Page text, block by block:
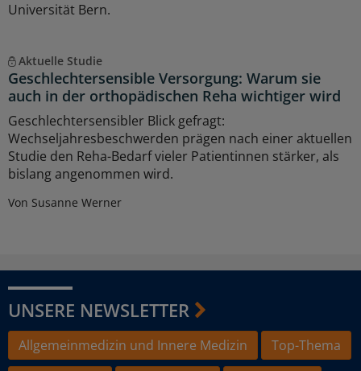
Universität Bern.
Aktuelle Studie
Geschlechtersensible Versorgung: Warum sie
auch in der orthopädischen Reha wichtiger wird
Geschlechtersensibler Blick gefragt:
Wechseljahresbeschwerden prägen nach einer aktuellen
Studie den Reha-Bedarf vieler Patientinnen stärker, als
bislang angenommen wird.
Von Susanne Werner
UNSERE NEWSLETTER
Allgemeinmedizin und Innere Medizin
Top-Thema